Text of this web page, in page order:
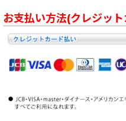
お支払い方法(クレジッ